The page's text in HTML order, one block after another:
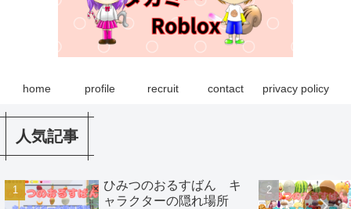
home profile recruit contact privacy policy
人気記事
ひみつのおるすばん キ
ャラクターの隠れ場所